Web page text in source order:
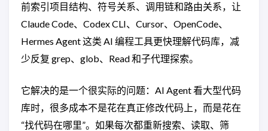
前索引项目结构、符号关系、调用链和路由关系，让
Claude Code、Codex CLI、Cursor、OpenCode、
Hermes Agent 这类 AI 编程工具更快理解代码库，减
少反复 grep、glob、Read 和子代理探索。
它解决的是一个很实际的问题：AI Agent 看大型代码
库时，很多成本不是花在真正修改代码上，而是花在
“找代码在哪里”。如果每次都重新搜索、读取、筛